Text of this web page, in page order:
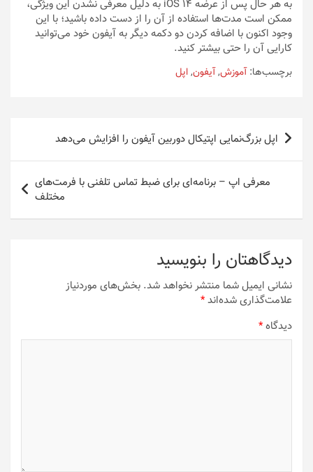
به هر حال پس از عرضه iOS 14 به دلیل معرفی نشدن این ویژگی،
ممکن است مدت‌ها استفاده از آن را از دست داده باشید؛ با این
وجود اکنون با اضافه کردن دو دکمه دیگر به آیفون خود می‌توانید
کارایی آن را حتی بیشتر کنید.
برچسب‌ها: آموزش,آیفون,اپل
راهبری
نوشتهاپل بزرگ‌نمایی اپتیکال دوربین آیفون‌ را افزایش می‌دهد
معرفی اپ – برنامه‌ای برای ضبط تماس تلفنی با فرمت‌های
مختلف
دیدگاهتان را بنویسید
نشانی ایمیل شما منتشر نخواهد شد. بخش‌های موردنیاز
علامت‌گذاری شده‌اند*
دیدگاه*